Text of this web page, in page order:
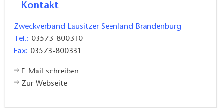
Kontakt
Zweckverband Lausitzer Seenland Brandenburg
Tel.: 03573-800310
Fax: 03573-800331
E-Mail schreiben
Zur Webseite